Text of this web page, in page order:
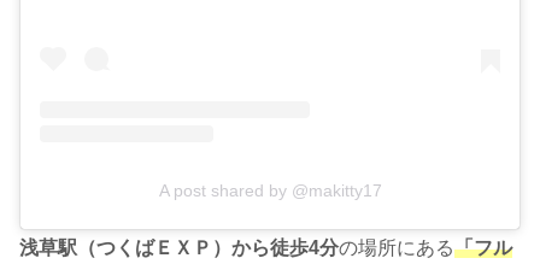
A post shared by @makitty17
浅草駅（つくばＥＸＰ）から徒歩4分の場所にある「フル